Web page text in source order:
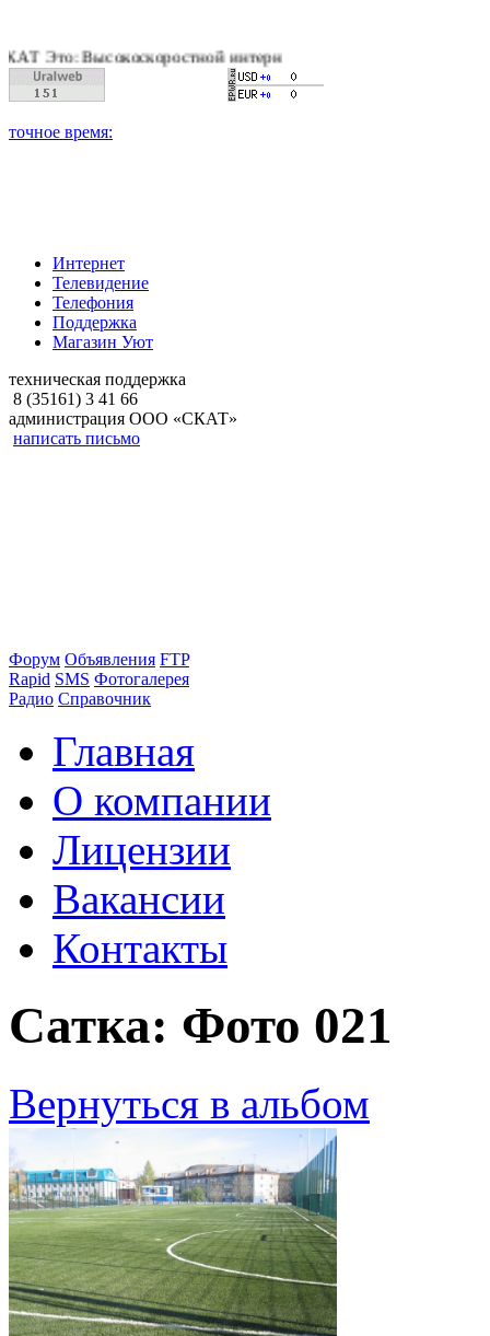
интернет, качественное цифровое и
Интернет
Телевидение
Телефония
Поддержка
Магазин Уют
техническая поддержка
8 (35161) 3 41 66
администрация ООО «СКАТ»
написать письмо
Форум Объявления FTP
Rapid SMS Фотогалерея
Радио Справочник
Главная
О компании
Лицензии
Вакансии
Контакты
Сатка: Фото 021
Вернуться в альбом